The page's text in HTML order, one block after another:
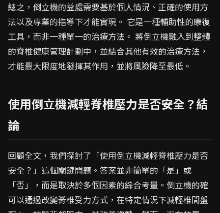
總之，倒立機的益處需要基於個人情況、正確的使用方
法以及專業的指導下才能實現。 它是一種輔助性的康復
工具，而非一種單一的治療方法。 將倒立機融入到整體
的脊椎健康管理計劃中，並結合其他有效的治療方法，
才能最大限度地發揮其作用，並將風險降至最低。
使用倒立機減輕脊椎壓力是否安全？結
論
回顧全文，我們探討了「使用倒立機減輕脊椎壓力是否
安全？」這個關鍵問題。答案並非簡單的「是」或
「否」，而是取決於多個因素的綜合考量。倒立機的確
可以通過改變脊椎受力方式，在特定情況下減輕椎間盤